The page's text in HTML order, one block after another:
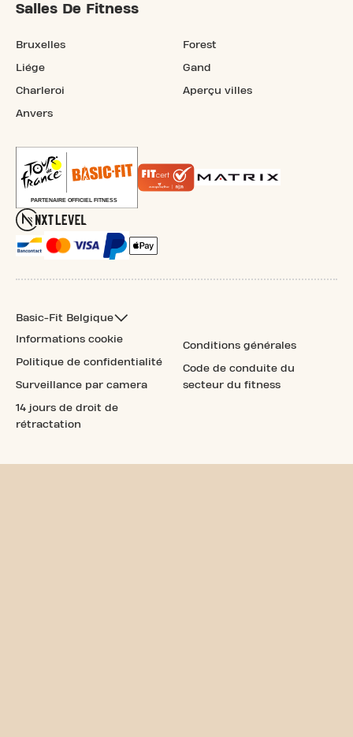
Salles De Fitness
Bruxelles
Liége
Charleroi
Anvers
Forest
Gand
Aperçu villes
Basic-Fit Belgique
Informations cookie
Politique de confidentialité
Surveillance par camera
14 jours de droit de
rétractation
Conditions générales
Code de conduite du
secteur du fitness